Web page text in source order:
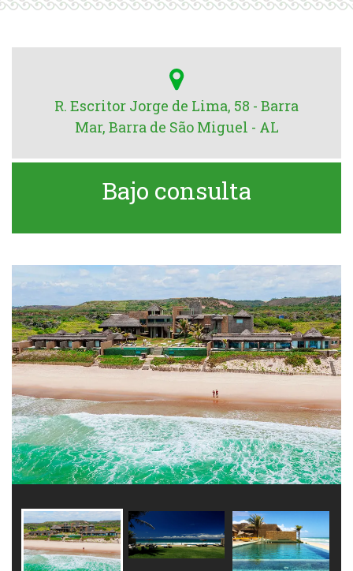
R. Escritor Jorge de Lima, 58 - Barra
Mar, Barra de São Miguel - AL
Bajo consulta